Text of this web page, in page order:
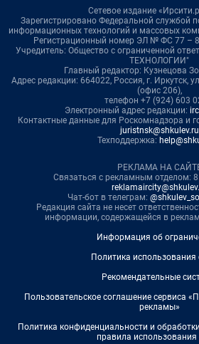
Сетевое издание
Зарегистрировано Федеральной службой
информационных технологий и массовых
Регистрационный номер ЭЛ № ФС 77 –
Учредитель: Общество с ограниченной
ТЕХНОЛОГИИ"
Главный редактор: Кузнецова
Адрес редакции: 664022, Россия, г. Иркутск,
(офис 206),
телефон +7 (924) 603
Электронный адрес редакции:
Контактные данные для Роскомнадзора и
juristnsk@shkulev.ru
Техподдержка:
РЕКЛАМА НА
Связаться с рекламным отделом: 8
Чат-бот в телеграм:
Редакция сайта не несет
информации, содержащейся в
Информация об
Политика использования
Рекомендательные
Пользовательское соглашение сервиса
рекламы»
Политика конфиденциальности и
правила использования